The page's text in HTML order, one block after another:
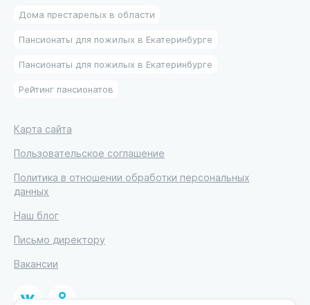
Дома престарелых в области
Пансионаты для пожилых в Екатеринбурге
Пансионаты для пожилых в Екатеринбурге
Рейтинг пансионатов
Карта сайта
Пользовательское соглашение
Политика в отношении обработки персональных
данных
Наш блог
Письмо директору
Вакансии